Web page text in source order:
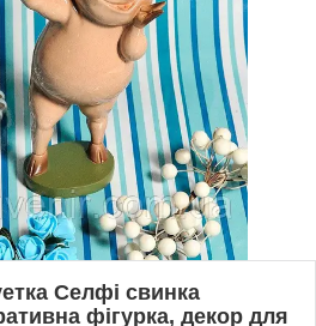
Селфі свинка
фігурка, декор для